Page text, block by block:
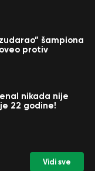
šampiona
protiv
nikada nije
22 godine!
Vidi sve